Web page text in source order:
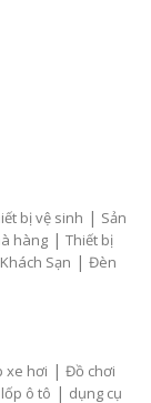
bị vệ sinh | Sản
hàng | Thiết bị
Sạn | Đèn
xe hơi | Đồ chơi
ô tô | dụng cụ